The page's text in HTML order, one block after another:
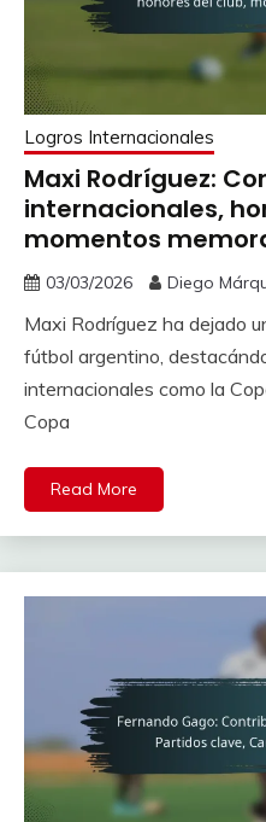
Logros Internacionales
Maxi Rodríguez:
internacionales,
momentos
03/03/2026 Diego
Maxi Rodríguez ha dejado
fútbol argentino,
internacionales como la
Copa
Read More